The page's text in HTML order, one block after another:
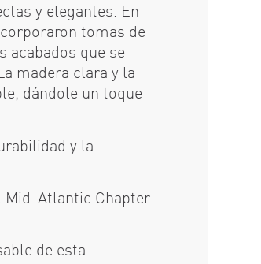
y elegantes. En
tomas de
que se
madera clara y la
dándole un toque
y la
Mid-Atlantic Chapter
de esta